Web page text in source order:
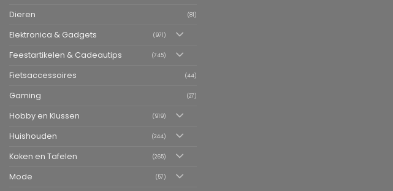
Dieren (81)
Elektronica & Gadgets (971)
Feestartikelen & Cadeautips (745)
Fietsaccessoires (44)
Gaming (27)
Hobby en Klussen (919)
Huishouden (244)
Koken en Tafelen (265)
Mode (57)